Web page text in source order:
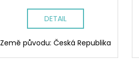
DETAIL
Země původu: Česká Republika